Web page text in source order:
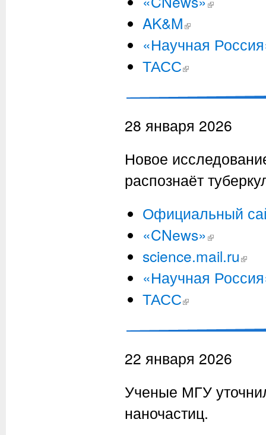
AK&M
«Научная
ТАСС
28 января 2026
Новое
распознаёт
Официальный
«CNews»
science.mail.ru
«Научная
ТАСС
22 января 2026
Ученые МГУ
наночастиц.